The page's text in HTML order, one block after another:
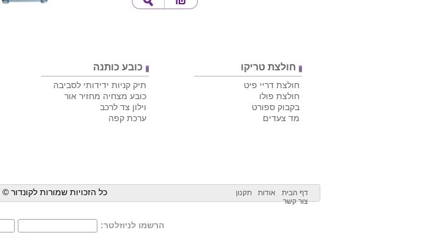
חולצת טריקו
חולצת דריי פיט
חולצת פולו
בקבוק ספורט
מד צעדים
כובע כותנה
תיק קניות ידידותי לסביבה
כובע מצחיה מחזיר אור
וילון צד לרכב
ערכת קפה
דף הבית אודות
תקנון
צור קשר
כל הזכויות שמורות לקונדור ©
הרשמו לניוזלטר: